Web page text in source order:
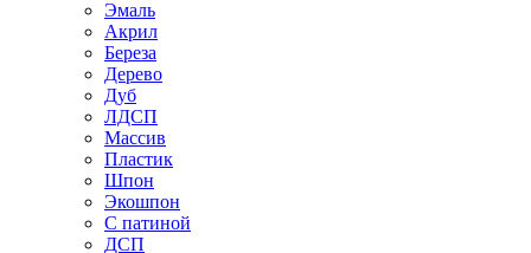
Эмаль
Акрил
Береза
Дерево
Дуб
ЛДСП
Массив
Пластик
Шпон
Экошпон
С патиной
ДСП